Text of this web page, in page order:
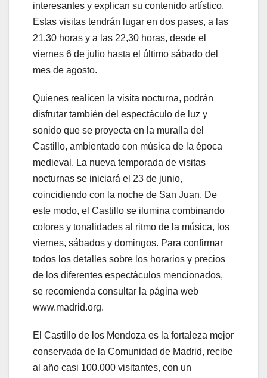
interesantes y explican su contenido artístico.
Estas visitas tendrán lugar en dos pases, a las
21,30 horas y a las 22,30 horas, desde el
viernes 6 de julio hasta el último sábado del
mes de agosto.
Quienes realicen la visita nocturna, podrán
disfrutar también del espectáculo de luz y
sonido que se proyecta en la muralla del
Castillo, ambientado con música de la época
medieval. La nueva temporada de visitas
nocturnas se iniciará el 23 de junio,
coincidiendo con la noche de San Juan. De
este modo, el Castillo se ilumina combinando
colores y tonalidades al ritmo de la música, los
viernes, sábados y domingos. Para confirmar
todos los detalles sobre los horarios y precios
de los diferentes espectáculos mencionados,
se recomienda consultar la página web
www.madrid.org.
El Castillo de los Mendoza es la fortaleza mejor
conservada de la Comunidad de Madrid, recibe
al año casi 100.000 visitantes, con un